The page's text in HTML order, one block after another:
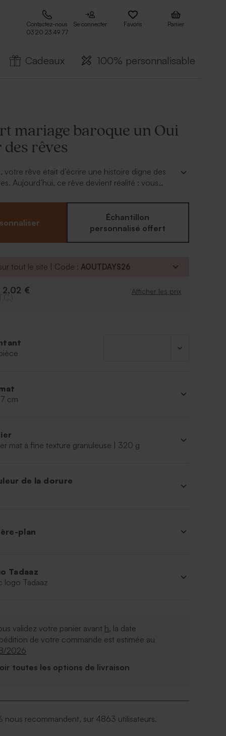
Contactez-nous
03 20 23 49 77
Se connecter Favoris Panier
Cadeaux 100% personnalisable
mariage baroque un Oui
rêves
votre rêve était d’écrire une histoire digne des
Aujourd’hui, ce rêve devient réalité : vous
convierez vos proches avec ce faire-part
Échantillon
personnalisé offert
tout le site | Code :AOUTDAYS26
2,02 € Afficher les prix
cm
mat à fine texture granuleuse | 320 g
de la dorure
plan
Tadaaz
logo Tadaaz
validez votre panier avant h, la date
de votre commande est estimée au
2026
toutes les options de livraison
nous recommandent, sur 4863 utilisateurs.